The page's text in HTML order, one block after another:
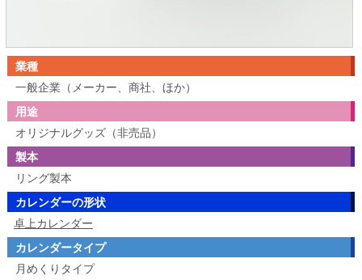
業種
一般企業（メーカー、商社、ほか）
用途
オリジナルグッズ（非売品）
製本
リング製本
カレンダーの形状
卓上カレンダー
カレンダータイプ
月めくりタイプ